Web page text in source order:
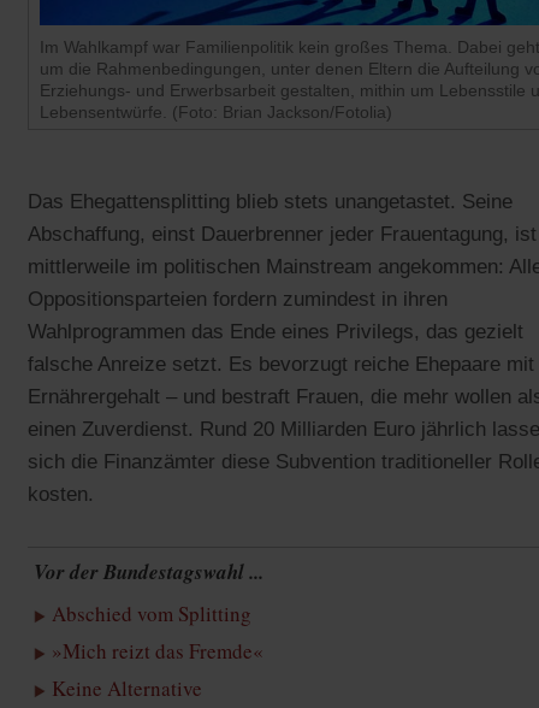
Im Wahlkampf war Familienpolitik kein großes Thema. Dabei
um die Rahmenbedingungen, unter denen Eltern die Aufteilung
Erziehungs- und Erwerbsarbeit gestalten, mithin um Lebensstile
Lebensentwürfe. (Foto: Brian Jackson/Fotolia)
Das Ehegattensplitting blieb stets unangetastet. Seine
Abschaffung, einst Dauerbrenner jeder Frauentagung, ist
mittlerweile im politischen Mainstream angekommen:
Oppositionsparteien fordern zumindest in ihren
Wahlprogrammen das Ende eines Privilegs, das gezielt
falsche Anreize setzt. Es bevorzugt reiche Ehepaare mit
Ernährergehalt – und bestraft Frauen, die mehr wollen
einen Zuverdienst. Rund 20 Milliarden Euro jährlich
sich die Finanzämter diese Subvention traditioneller
kosten.
Vor der Bundestagswahl ...
Abschied vom Splitting
»Mich reizt das Fremde«
Keine Alternative